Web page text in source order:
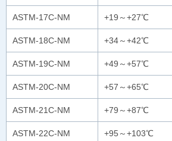
ASTM-17C-NM +19～+27℃
ASTM-18C-NM +34～+42℃
ASTM-19C-NM +49～+57℃
ASTM-20C-NM +57～+65℃
ASTM-21C-NM +79～+87℃
ASTM-22C-NM +95～+103℃